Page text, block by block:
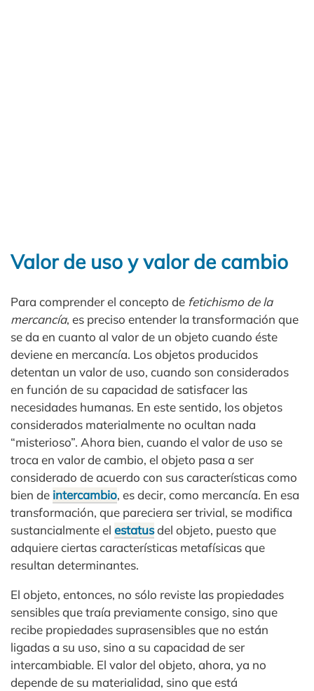
Valor de uso y valor de cambio
Para comprender el concepto de fetichismo de la
mercancía, es preciso entender la transformación que
se da en cuanto al valor de un objeto cuando éste
deviene en mercancía. Los objetos producidos
detentan un valor de uso, cuando son considerados
en función de su capacidad de satisfacer las
necesidades humanas. En este sentido, los objetos
considerados materialmente no ocultan nada
“misterioso”. Ahora bien, cuando el valor de uso se
troca en valor de cambio, el objeto pasa a ser
considerado de acuerdo con sus características como
bien de intercambio, es decir, como mercancía. En esa
transformación, que pareciera ser trivial, se modifica
sustancialmente el estatusdel objeto, puesto que
adquiere ciertas características metafísicas que
resultan determinantes.
El objeto, entonces, no sólo reviste las propiedades
sensibles que traía previamente consigo, sino que
recibe propiedades suprasensibles que no están
ligadas a su uso, sino a su capacidad de ser
intercambiable. El valor del objeto, ahora, ya no
depende de su materialidad, sino que está